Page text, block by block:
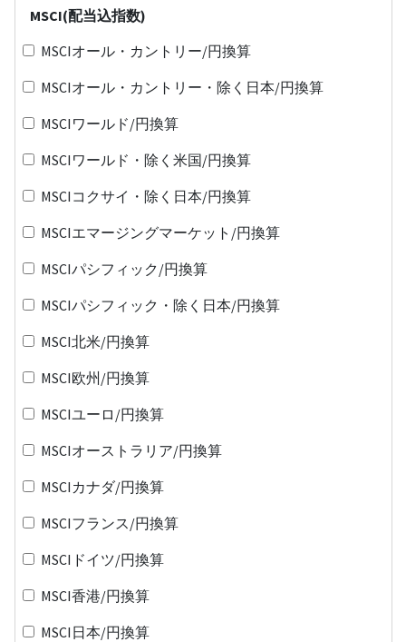
MSCI(配当込指数)
MSCIオール・カントリー/円換算
MSCIオール・カントリー・除く日本/円換算
MSCIワールド/円換算
MSCIワールド・除く米国/円換算
MSCIコクサイ・除く日本/円換算
MSCIエマージングマーケット/円換算
MSCIパシフィック/円換算
MSCIパシフィック・除く日本/円換算
MSCI北米/円換算
MSCI欧州/円換算
MSCIユーロ/円換算
MSCIオーストラリア/円換算
MSCIカナダ/円換算
MSCIフランス/円換算
MSCIドイツ/円換算
MSCI香港/円換算
MSCI日本/円換算